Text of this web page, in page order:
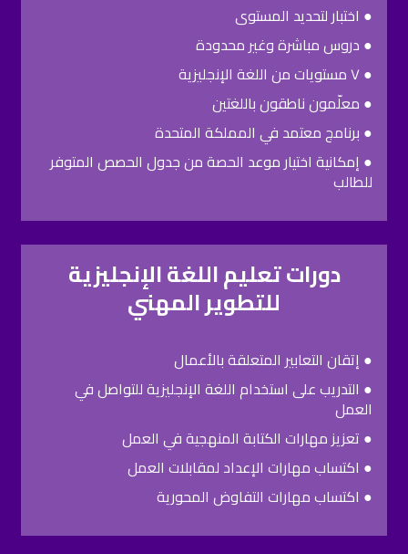
● اختبار لتحديد المستوى
● دروس مباشرة وغير محدودة
● ٧ مستويات من اللغة الإنجليزية
● معلّمون ناطقون باللغتين
● برنامج معتمد في المملكة المتحدة​
● إمكانية اختيار موعد الحصة من جدول الحصص المتوفر
للطالب
دورات تعليم اللغة الإنجليزية
للتطوير المهني
● إتقان التعابير المتعلقة بالأعمال
● التدريب على استخدام اللغة الإنجليزية للتواصل في
العمل
● تعزيز مهارات الكتابة المنهجية في العمل
● اكتساب مهارات الإعداد لمقابلات العمل
● اكتساب مهارات التفاوض المحورية